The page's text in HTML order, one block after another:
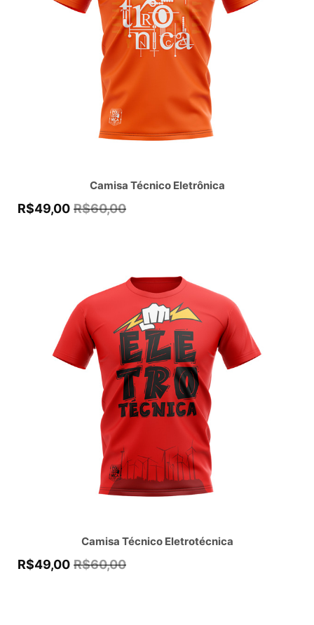
Camisa Técnico Eletrônica
R$60,00
R$49,00
Camisa Técnico Eletrotécnica
R$60,00
R$49,00